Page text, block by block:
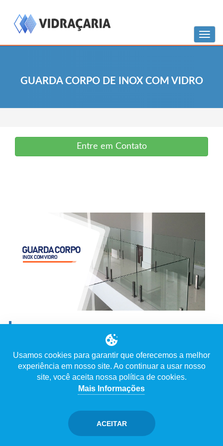
GUARDA CORPO DE INOX COM VIDRO
Menu
Entre em Contato
Ver Vídeo
Descrição
Usamos cookies para garantir que oferecemos a melhor
experiência em nosso site. Ao continuar a usar nosso
site, você aceita nossa política de cookies.
Mais Informações
ACEITAR